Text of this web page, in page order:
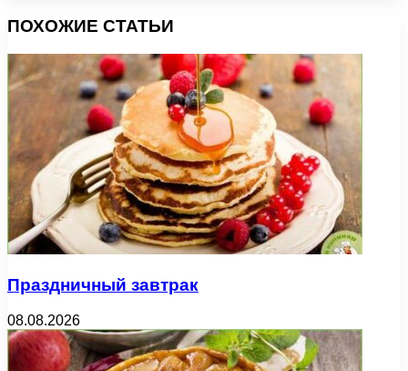
ПОХОЖИЕ СТАТЬИ
Праздничный завтрак
08.08.2026